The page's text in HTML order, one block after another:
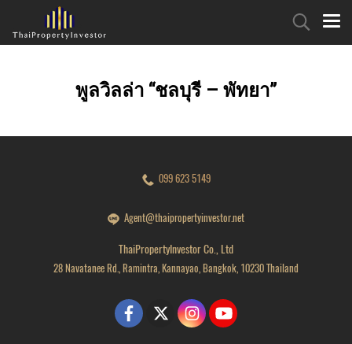
พูลวิลล่า “ชลบุรี – พัทยา”
099 623 5149
Agent@thaipropertyinvestor.net
ThaiPropertyInvestor Co., Ltd
28 Navatanee Rd., Ramintra, Kannayao, Bangkok, 10230 Thailand